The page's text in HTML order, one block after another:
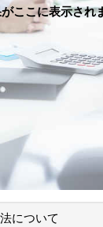
ここに表示され
について